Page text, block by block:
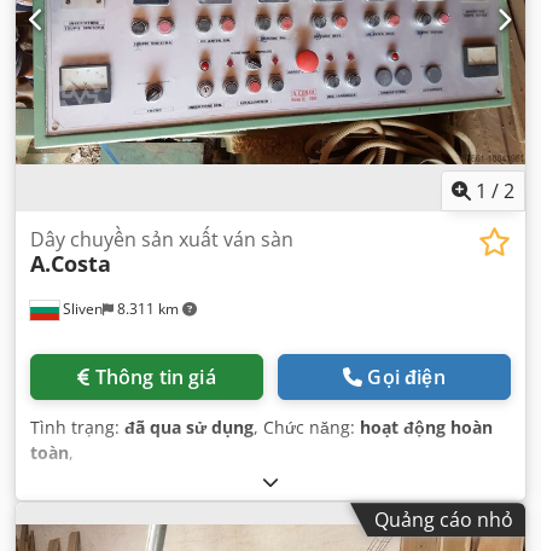
1 /2
Sliven 8.311 km
Dây chuyền sản xuất ván sàn
A.Costa
Thông tin giá Gọi điện
Tình trạng: đã qua sử dụng, Chức năng: hoạt động hoàn
toàn,
Quảng cáo nhỏ